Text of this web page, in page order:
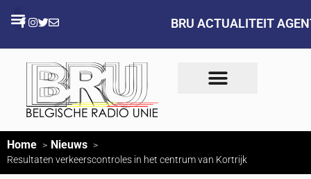
BRU ACTUALITEIT
Home Nieuws
Resultaten verkeerscontroles in het centrum van Kortrijk